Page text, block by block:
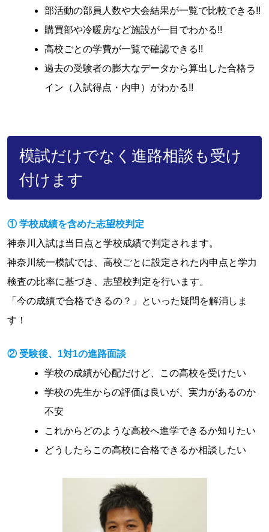
部活動の部員人数や大会結果が一覧で比較できる!!
購買部や冷暖房など施設が一目でわかる!!
高校ごとの学費が一覧で確認できる!!
過去の受験者の膨大なデータから算出した合格ラ
イン（入試得点・内申）がわかる!!
模試だけでなく進路相談も受け
付けます
① 学校成績を含めた志望校判定
神奈川入試は当日点と学校成績で判定されます。
神奈川統一模試では、高校ごとに設定された内申点と学力
検査の比率に基づき、志望校判定を行います。
「今の成績で合格できるの？」といった疑問を解消しま
す！
② 受験後、1対1の進路面談
学校の成績が心配だけど、この高校を受けたい
学校の先生からの評価は良いが、実力があるのか
不安
これからどのような高校へ進学できるか知りたい
どうしたらこの高校に合格できるか相談したい